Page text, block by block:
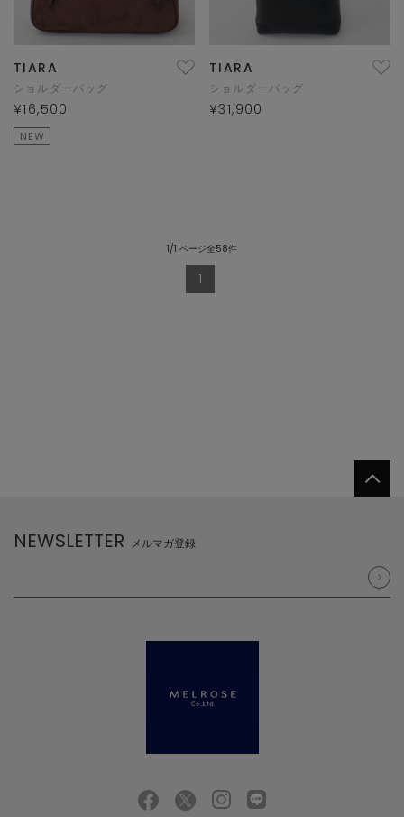
TIARA
ショルダーバッグ
¥16,500
NEW
TIARA
ショルダーバッグ
¥31,900
1/1 ページ全58件
1
NEWSLETTER メルマガ登録